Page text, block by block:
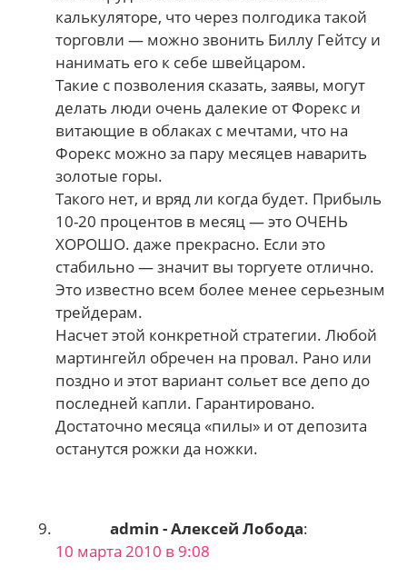
калькуляторе, что через полгодика такой
торговли — можно звонить Биллу Гейтсу и
нанимать его к себе швейцаром.
Такие с позволения сказать, заявы, могут
делать люди очень далекие от Форекс и
витающие в облаках с мечтами, что на
Форекс можно за пару месяцев наварить
золотые горы.
Такого нет, и вряд ли когда будет. Прибыль
10-20 процентов в месяц — это ОЧЕНЬ
ХОРОШО. даже прекрасно. Если это
стабильно — значит вы торгуете отлично.
Это известно всем более менее серьезным
трейдерам.
Насчет этой конкретной стратегии. Любой
мартингейл обречен на провал. Рано или
поздно и этот вариант сольет все депо до
последней капли. Гарантировано.
Достаточно месяца «пилы» и от депозита
останутся рожки да ножки.
admin - Алексей Лобода:
10 марта 2010 в 9:08